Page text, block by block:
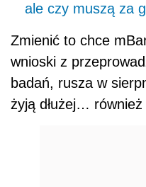
ale czy muszą za
Zmienić to chce
wnioski z
badań, rusza w
żyją dłużej…